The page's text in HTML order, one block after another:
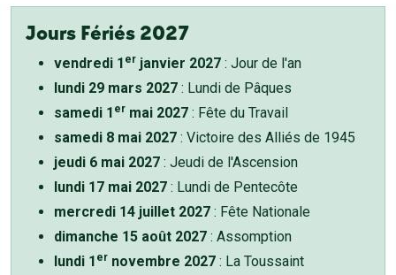
Jours Fériés 2027
vendredi 1 er janvier 2027 : Jour de l'an
lundi 29 mars 2027 : Lundi de Pâques
samedi 1 er mai 2027 : Fête du Travail
samedi 8 mai 2027 : Victoire des Alliés de 1945
jeudi 6 mai 2027 : Jeudi de l'Ascension
lundi 17 mai 2027 : Lundi de Pentecôte
mercredi 14 juillet 2027 : Fête Nationale
dimanche 15 août 2027 : Assomption
lundi 1 er novembre 2027 : La Toussaint